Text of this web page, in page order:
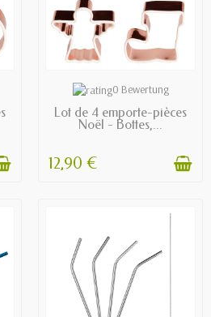
0 Bewertung
Lot de 4 emporte-pièces
Noël - Bottes,...
12,90 €